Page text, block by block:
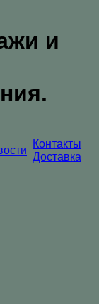
и
Контакты
Доставка